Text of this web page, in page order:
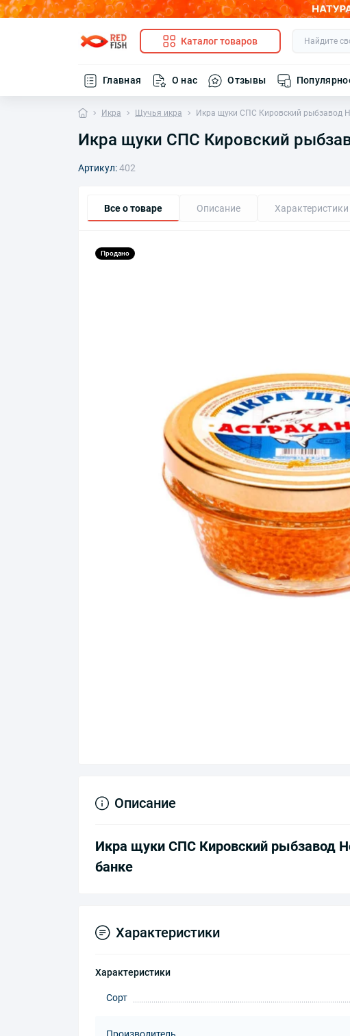
Каталог товаров
Главная О нас Отзывы
Икра Щучья икра Икра щуки СПС Кировский рыбзавод
Икра щуки СПС Кировский
Артикул:402
Все о товаре Описание Характеристики
Продано
Описание
Икра щуки СПС Кировский рыбзавод
банке
Характеристики
Характеристики
Сорт